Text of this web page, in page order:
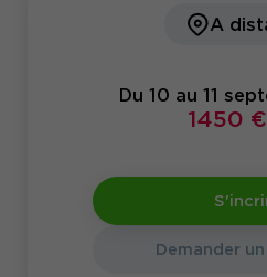
A
Du 10 au 11
1450
Demander